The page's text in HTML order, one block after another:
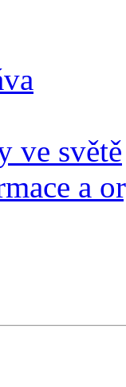
ve světě
a